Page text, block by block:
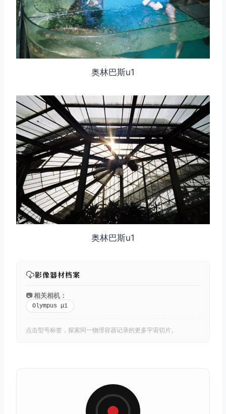
奥林巴斯u1
奥林巴斯u1
影像器材档案
📷 相关相机：
Olympus μ1
点击型号标签，探索同一物理容器记录的更多宇宙切片。